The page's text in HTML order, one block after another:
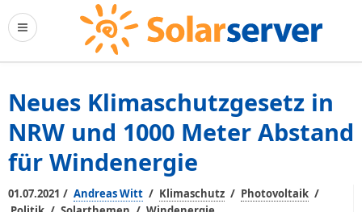
Neues Klimaschutzgesetz in
NRW und 1000 Meter Abstand
für Windenergie
01.07.2021 / Andreas Witt / Klimaschutz / Photovoltaik /